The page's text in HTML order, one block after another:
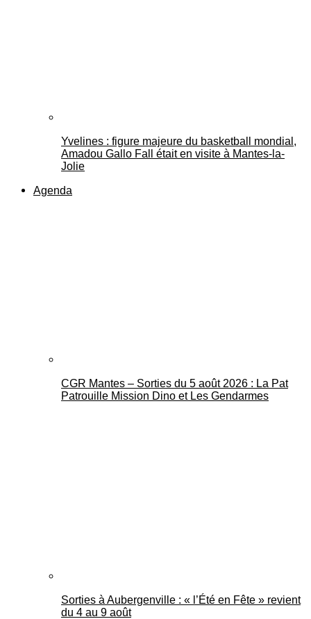
Yvelines : figure majeure du basketball mondial,
Amadou Gallo Fall était en visite à Mantes-la-
Jolie
Agenda
CGR Mantes – Sorties du 5 août 2026 : La Pat
Patrouille Mission Dino et Les Gendarmes
Sorties à Aubergenville : « l’Été en Fête » revient
du 4 au 9 août